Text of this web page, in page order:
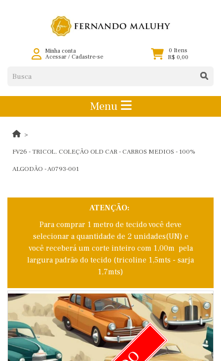
Minha conta
Acessar/ Cadastre-se
0 Itens
R$ 0,00
Menu
FV26 - TRICOL. COLEÇÃO OLD CAR - CARROS MEDIOS - 100%
ALGODÃO - A0793-001
ATENÇÃO:
Para comprar 1 metro de tecido você deve
selecionar a quantidade de 2 unidades(UN) e
você receberá um corte inteiro com 1,00m pela
largura padrão do tecido (tricoline 1,5mts - sarja
1,7mts)